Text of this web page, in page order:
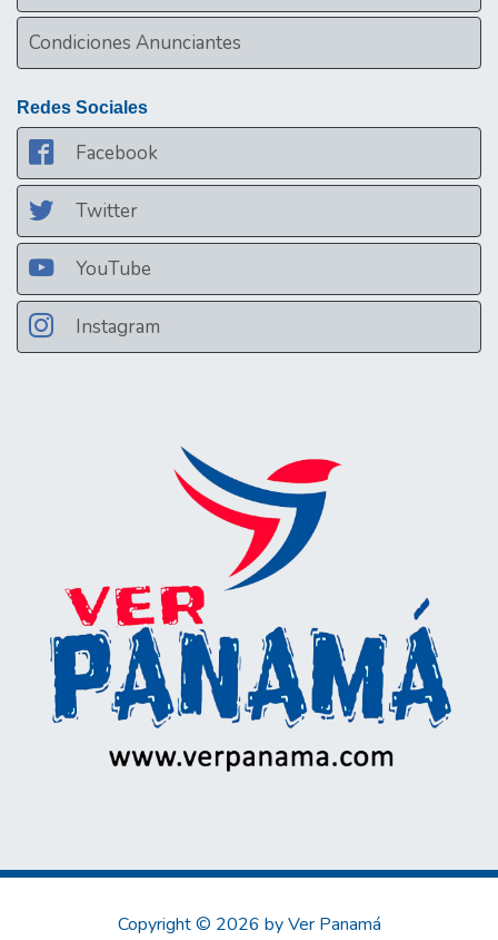
Condiciones Anunciantes
Redes Sociales
Facebook
Twitter
YouTube
Instagram
Copyright © 2026 by Ver Panamá